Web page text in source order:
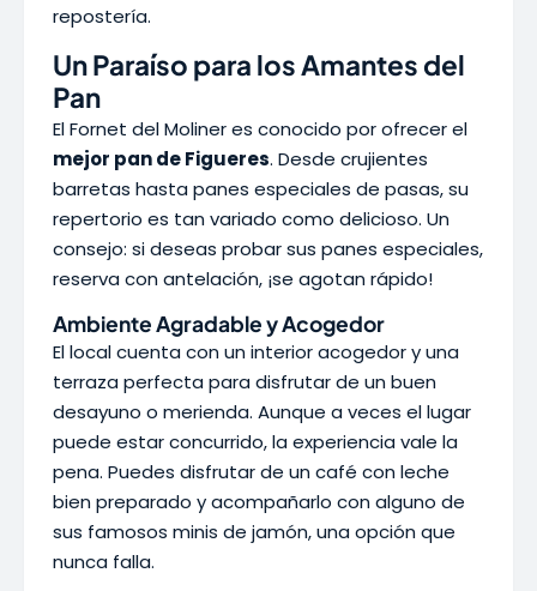
repostería.
Un Paraíso para los Amantes del
Pan
El Fornet del Moliner es conocido por ofrecer el
mejor pan de Figueres. Desde crujientes
barretas hasta panes especiales de pasas, su
repertorio es tan variado como delicioso. Un
consejo: si deseas probar sus panes especiales,
reserva con antelación, ¡se agotan rápido!
Ambiente Agradable y Acogedor
El local cuenta con un interior acogedor y una
terraza perfecta para disfrutar de un buen
desayuno o merienda. Aunque a veces el lugar
puede estar concurrido, la experiencia vale la
pena. Puedes disfrutar de un café con leche
bien preparado y acompañarlo con alguno de
sus famosos minis de jamón, una opción que
nunca falla.